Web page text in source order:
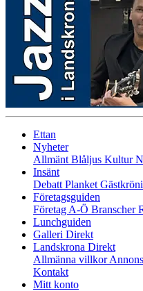
Ettan
Nyheter
Allmänt Blåljus Kultur
Insänt
Debatt Planket
Företagsguiden
Företag A-Ö Branscher
Lunchguiden
Galleri Direkt
Landskrona Direkt
Allmänna villkor
Kontakt
Mitt konto